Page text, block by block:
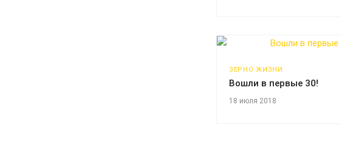
ЗЕРНО ЖИЗНИ
Вошли в первые 30!
18 июля 2018